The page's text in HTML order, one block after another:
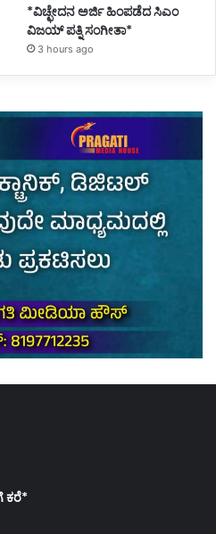
*ವಿಚ್ಛೇದನ ಅರ್ಜಿ ಹಿಂಪಡೆದ ಸಿಎಂ
ವಿಜಯ್ ಪತ್ನಿ ಸಂಗೀತಾ*
3 hours ago
ಕರೆ*